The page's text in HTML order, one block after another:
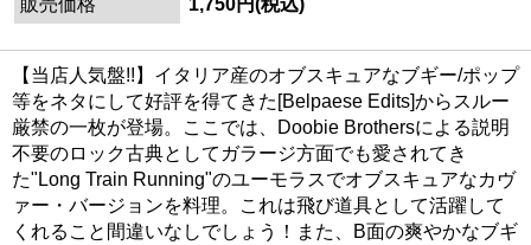
【当店人気盤!!】イタリア産のオブスキュアなブギー/ポップ
等をネタにして好評を得てきた[Belpaese Edits]からスルー
厳禁の一枚が登場。ここでは、Doobie Brothersによる説明
不要のロック古典としてガラージ方面でも愛されてき
た"Long Train Running"のユーモラスでオブスキュアなカヴ
ァー・バージョンを料理。これは飛び道具として活躍して
くれること間違いなしでしょう！また、B面の爽やかなブギ